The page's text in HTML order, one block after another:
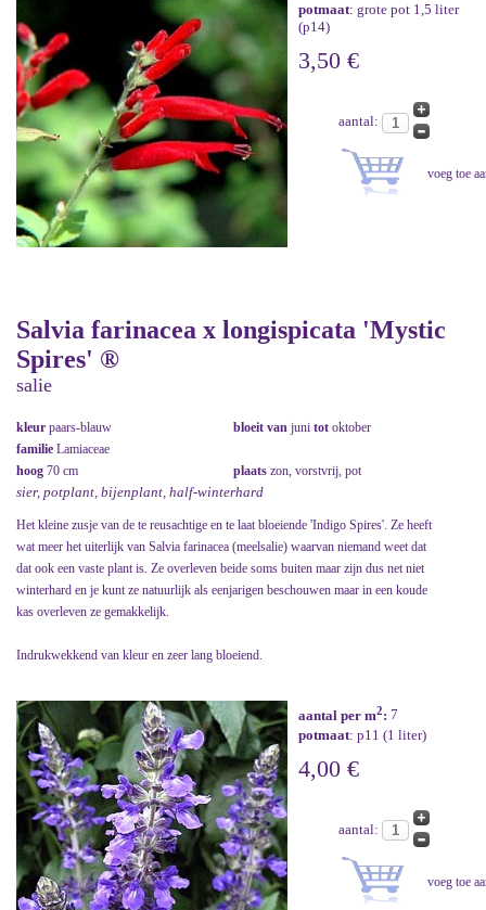
potmaat: grote pot 1,5 liter
(p14)
3,50 €
aantal:
Salvia farinacea x longispicata 'Mystic
Spires' ®
salie
kleur paars-blauw bloeit van juni tot oktober
familie Lamiaceae
hoog 70 cm plaats zon, vorstvrij, pot
sier, potplant, bijenplant, half-winterhard
Het kleine zusje van de te reusachtige en te laat bloeiende 'Indigo Spires'. Ze heeft
wat meer het uiterlijk van Salvia farinacea (meelsalie) waarvan niemand weet dat
dat ook een vaste plant is. Ze overleven beide soms buiten maar zijn dus net niet
winterhard en je kunt ze natuurlijk als eenjarigen beschouwen maar in een koude
kas overleven ze gemakkelijk.
Indrukwekkend van kleur en zeer lang bloeiend.
aantal per m2: 7
potmaat: p11 (1 liter)
4,00 €
aantal: